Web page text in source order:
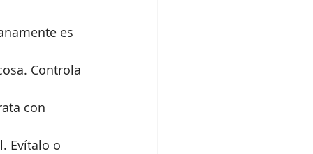
es
Controla
con
Evítalo o